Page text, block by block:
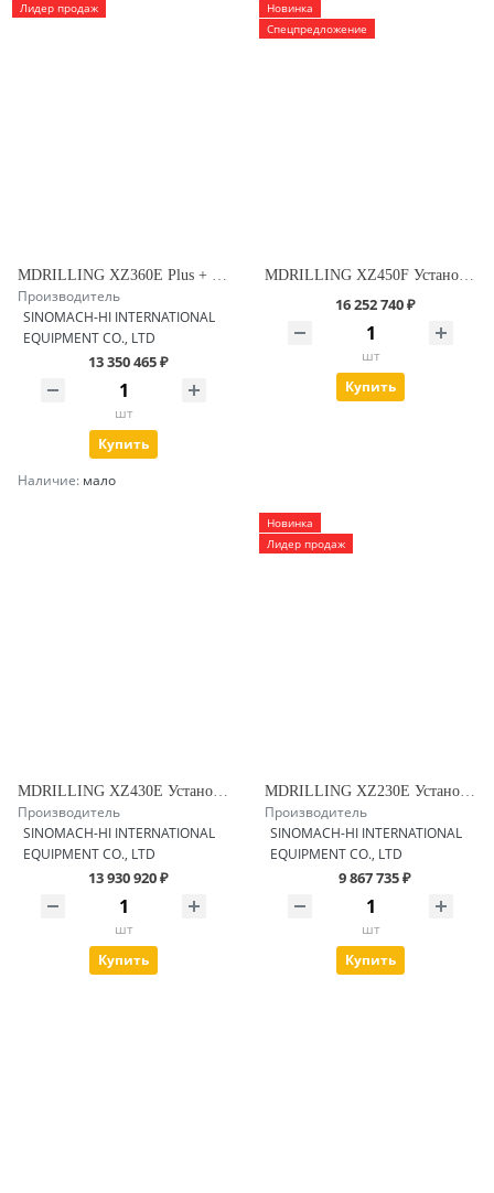
Лидер продаж
MDRILLING XZ360E Plus + Установка ГНБ
Производитель
SINOMACH-HI INTERNATIONAL
EQUIPMENT CO., LTD
13 350 465 ₽
шт
Купить
Наличие: мало
Новинка
Спецпредложение
MDRILLING XZ450F Установка ГНБ
16 252 740 ₽
шт
Купить
MDRILLING XZ430E Установка ГНБ
Производитель
SINOMACH-HI INTERNATIONAL
EQUIPMENT CO., LTD
13 930 920 ₽
шт
Купить
Новинка
Лидер продаж
MDRILLING XZ230E Установка ГНБ
Производитель
SINOMACH-HI INTERNATIONAL
EQUIPMENT CO., LTD
9 867 735 ₽
шт
Купить